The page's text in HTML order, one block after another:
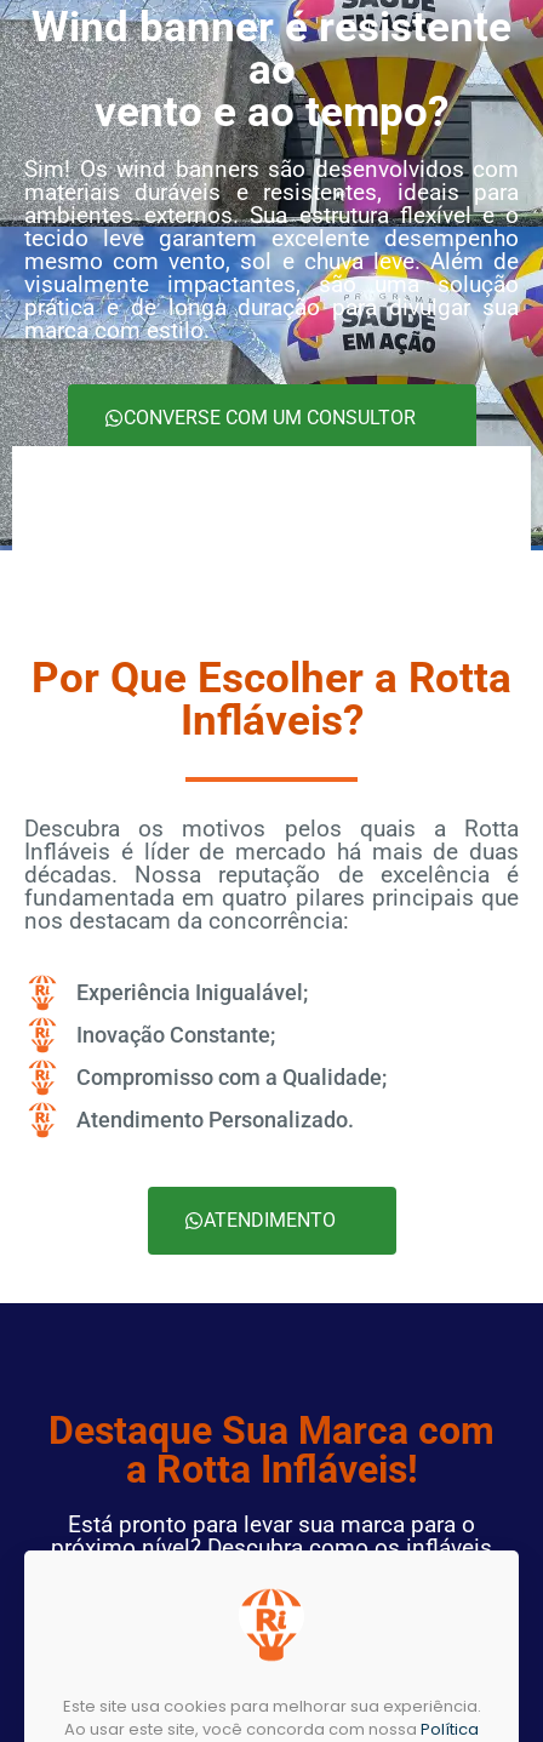
Wind banner é resistente
ao
vento e ao tempo?
Sim! Os wind banners são desenvolvidos com
materiais duráveis e resistentes, ideais para
ambientes externos. Sua estrutura flexível e o
tecido leve garantem excelente desempenho
mesmo com vento, sol e chuva leve. Além de
visualmente impactantes, são uma solução
prática e de longa duração para divulgar sua
marca com estilo.
CONVERSE COM UM CONSULTOR
Por Que Escolher a Rotta
Infláveis?
Descubra os motivos pelos quais a Rotta
Infláveis é líder de mercado há mais de duas
décadas. Nossa reputação de excelência é
fundamentada em quatro pilares principais que
nos destacam da concorrência:
Experiência Inigualável;
Inovação Constante;
Compromisso com a Qualidade;
Atendimento Personalizado.
ATENDIMENTO
Destaque Sua Marca com
a Rotta Infláveis!
Está pronto para levar sua marca para o
próximo nível? Descubra como os infláveis
Rotta Infláveis podem fazer toda a diferença
em seus eventos e promoções.
ENTRE EM CONTATO AGORA!
Este site usa cookies para melhorar sua experiência.
Ao usar este site, você concorda com nossa Política